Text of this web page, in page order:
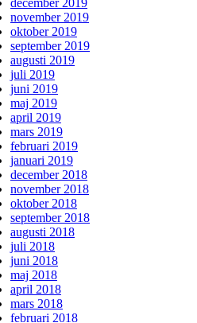
december 2019
november 2019
oktober 2019
september 2019
augusti 2019
juli 2019
juni 2019
maj 2019
april 2019
mars 2019
februari 2019
januari 2019
december 2018
november 2018
oktober 2018
september 2018
augusti 2018
juli 2018
juni 2018
maj 2018
april 2018
mars 2018
februari 2018